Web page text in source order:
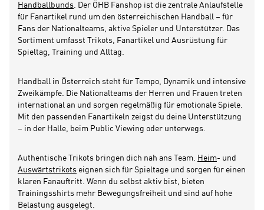
Handballbunds . Der ÖHB Fanshop ist die zentrale Anlaufstelle
für Fanartikel rund um den österreichischen Handball – für
Fans der Nationalteams, aktive Spieler und Unterstützer. Das
Sortiment umfasst Trikots, Fanartikel und Ausrüstung für
Spieltag, Training und Alltag.
Handball in Österreich steht für Tempo, Dynamik und intensive
Zweikämpfe. Die Nationalteams der Herren und Frauen treten
international an und sorgen regelmäßig für emotionale Spiele.
Mit den passenden Fanartikeln zeigst du deine Unterstützung
– in der Halle, beim Public Viewing oder unterwegs.
Authentische Trikots bringen dich nah ans Team. Heim- und
Auswärtstrikots eignen sich für Spieltage und sorgen für einen
klaren Fanauftritt. Wenn du selbst aktiv bist, bieten
Trainingsshirts mehr Bewegungsfreiheit und sind auf hohe
Belastung ausgelegt.